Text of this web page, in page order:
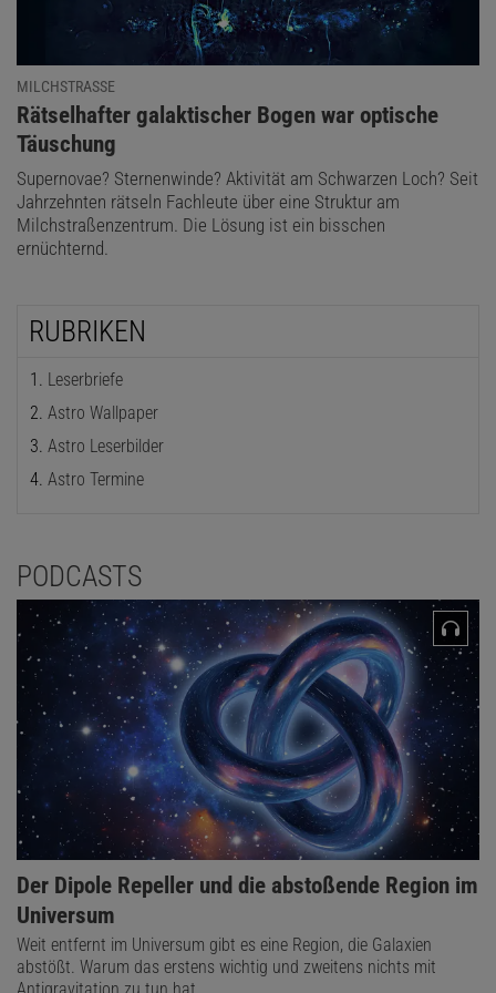
MILCHSTRASSE
:
Rätselhafter galaktischer Bogen war optische
Täuschung
Supernovae? Sternenwinde? Aktivität am Schwarzen Loch? Seit
Jahrzehnten rätseln Fachleute über eine Struktur am
Milchstraßenzentrum. Die Lösung ist ein bisschen
ernüchternd.
RUBRIKEN
Leserbriefe
Astro Wallpaper
Astro Leserbilder
Astro Termine
PODCASTS
Der Dipole Repeller und die abstoßende Region im
Universum
Weit entfernt im Universum gibt es eine Region, die Galaxien
abstößt. Warum das erstens wichtig und zweitens nichts mit